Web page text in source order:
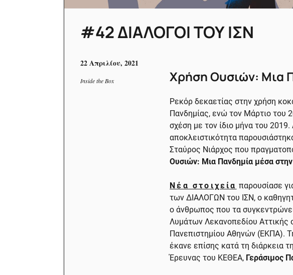
#42 ΔΙΑΛΟΓΟΙ ΤΟΥ ΙΣΝ
22 Απριλίου, 2021
Inside the Box Χρήση Ουσιών: Μια
Ρεκόρ δεκαετίας στην χρήση
Πανδημίας, ενώ τον Μάρτιο του
σχέση με τον ίδιο μήνα του
αποκλειστικότητα
Σταύρος Νιάρχος που
Ουσιών: Μια Πανδημία μέσα
Nέα στοιχεία παρουσίασε
των ΔΙΑΛΟΓΩΝ του ΙΣΝ, ο
ο άνθρωπος που τα
Λυμάτων Λεκανοπεδίου Αττικής
Πανεπιστημίου Αθηνών (ΕΚΠΑ).
έκανε επίσης κατά τη διάρκεια
Έρευνας του ΚΕΘΕΑ, Γεράσιμος